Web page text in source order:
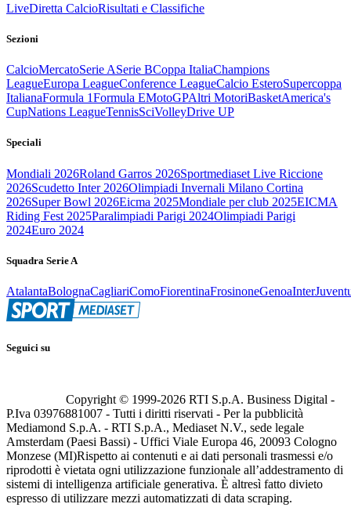
LiveDiretta CalcioRisultati e Classifiche
Sezioni
CalcioMercatoSerie ASerie BCoppa ItaliaChampions
LeagueEuropa LeagueConference LeagueCalcio EsteroSupercoppa
ItalianaFormula 1Formula EMotoGPAltri MotoriBasketAmerica's
CupNations LeagueTennisSciVolleyDrive UP
Speciali
Mondiali 2026Roland Garros 2026Sportmediaset Live Riccione
2026Scudetto Inter 2026Olimpiadi Invernali Milano Cortina
2026Super Bowl 2026Eicma 2025Mondiale per club 2025EICMA
Riding Fest 2025Paralimpiadi Parigi 2024Olimpiadi Parigi
2024Euro 2024
Squadra Serie A
AtalantaBolognaCagliariComoFiorentinaFrosinoneGenoaInter
Seguici su
Copyright © 1999-2026 RTI S.p.A. Business Digital -
P.Iva 03976881007 - Tutti i diritti riservati - Per la pubblicità
Mediamond S.p.A. - RTI S.p.A., Mediaset N.V., sede legale
Amsterdam (Paesi Bassi) - Uffici Viale Europa 46, 20093 Cologno
Monzese (MI)Rispetto ai contenuti e ai dati personali trasmessi e/o
riprodotti è vietata ogni utilizzazione funzionale all’addestramento di
sistemi di intelligenza artificiale generativa. È altresì fatto divieto
espresso di utilizzare mezzi automatizzati di data scraping.